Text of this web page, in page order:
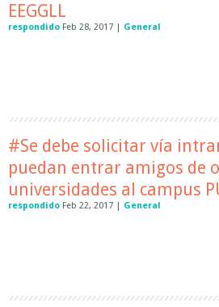
EEGGLL
respondido Feb 28, 2017 | General
#Se debe solicitar vía
puedan entrar amigos de
universidades al campus
respondido Feb 22, 2017 | General